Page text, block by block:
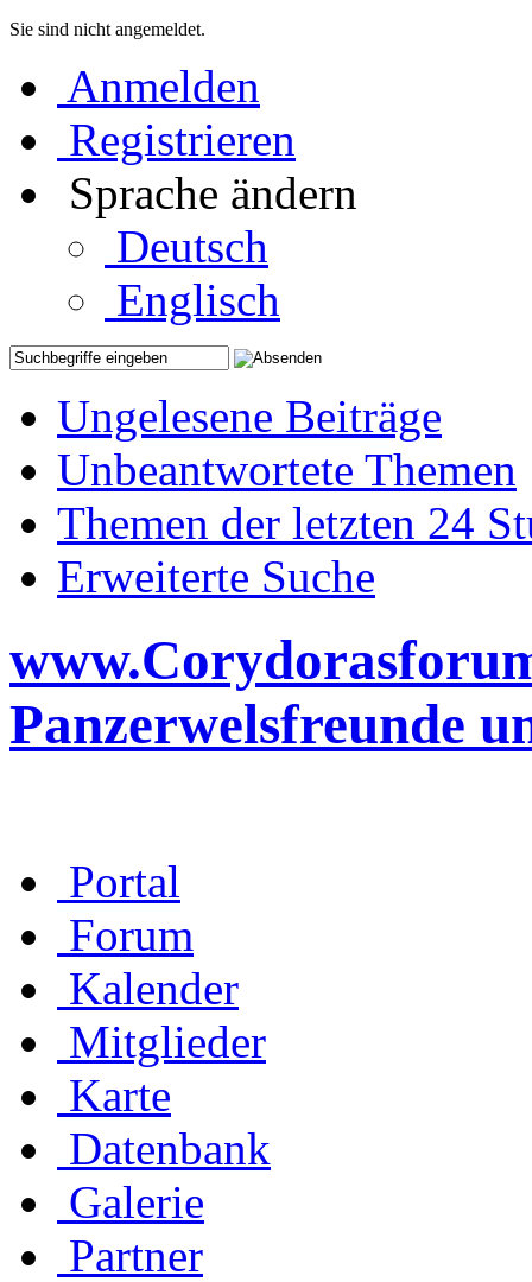
Sie sind nicht angemeldet.
Anmelden
Registrieren
Sprache ändern
Deutsch
Englisch
Ungelesene Beiträge
Unbeantwortete Themen
Themen der letzten 24
Erweiterte Suche
Panzerwelsfreunde
Portal
Forum
Kalender
Mitglieder
Karte
Datenbank
Galerie
Partner